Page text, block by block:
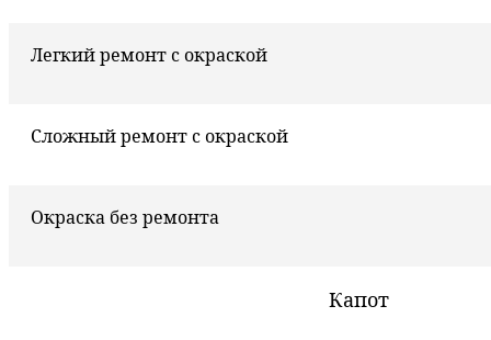
Легкий ремонт с окраской
Сложный ремонт с окраской
Окраска без ремонта
Капот